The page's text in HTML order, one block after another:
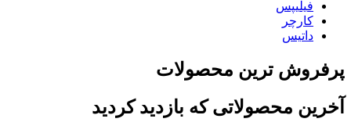
فیلیپس
کارچر
داتیس
پرفروش ترین محصولات
آخرین محصولاتی که بازدید کردید